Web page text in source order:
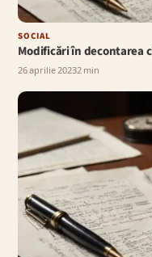
SOCIAL
Modificări în decontarea
26 aprilie 20232 min